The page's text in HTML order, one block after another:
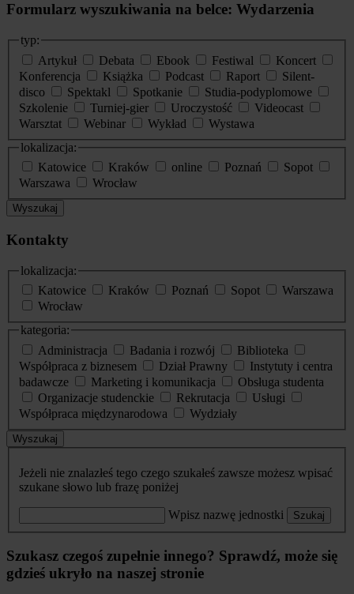
Formularz wyszukiwania na belce: Wydarzenia
typ:
Artykuł
Debata Ebook Festiwal
Koncert
Konferencja
Książka Podcast Raport
Silent-
disco
Spektakl Spotkanie
Studia-podyplomowe
Szkolenie
Turniej-gier Uroczystość
Videocast
Warsztat
Webinar Wykład
Wystawa
lokalizacja:
Katowice
Kraków online Poznań
Sopot
Warszawa
Wrocław
Wyszukaj
Kontakty
lokalizacja:
Katowice
Kraków Poznań Sopot
Warszawa
Wrocław
kategoria:
Administracja
Badania i rozwój
Biblioteka
Współpraca z biznesem
Dział Prawny
Instytuty i centra
badawcze
Marketing i komunikacja
Obsługa studenta
Organizacje studenckie
Rekrutacja
Usługi
Współpraca międzynarodowa
Wydziały
Wyszukaj
Jeżeli nie znalazłeś tego czego szukałeś zawsze możesz wpisać
szukane słowo lub frazę poniżej
Wpisz nazwę jednostki Szukaj
Szukasz czegoś zupełnie innego? Sprawdź, może się
gdzieś ukryło na naszej stronie